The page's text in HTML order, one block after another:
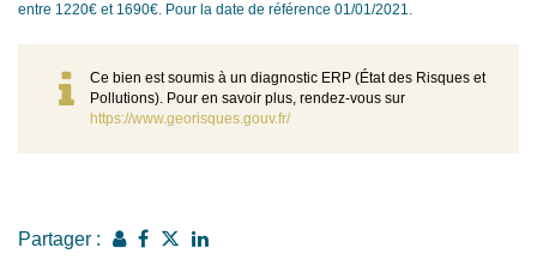
entre 1220€ et 1690€. Pour la date de référence 01/01/2021.
Ce bien est soumis à un diagnostic ERP (État des Risques et
Pollutions). Pour en savoir plus, rendez-vous sur
https://www.georisques.gouv.fr/
Partager :